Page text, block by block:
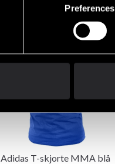
Preferences
Adidas T-skjorte MMA blå